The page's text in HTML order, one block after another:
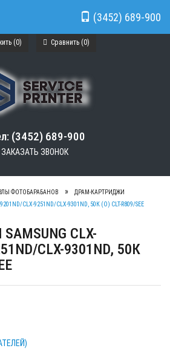
(0) Сравнить (0)
(3452) 689-900
ЗАКАЗАТЬ ЗВОНОК
(3452) 689-900
ФОТОБАРАБАНОВ
ДРАМ-КАРТРИДЖИ
CLX-9251ND/CLX-9301ND, 50К (О) CLT-R809/SEE
CLX-
CLX-9301ND, 50К